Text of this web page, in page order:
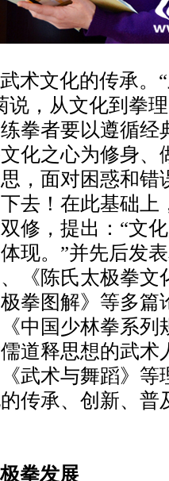
术文化的传承。
说，从文化到拳
拳者要以遵循经
化之心为修身、
，面对困惑和
去！在此基础上
修，提出：“文
现。”并先后发
《陈氏太极拳文
拳图解》等多篇
中国少林拳系列
道释思想的武术
武术与舞蹈》等
传承、创新、普
拳发展